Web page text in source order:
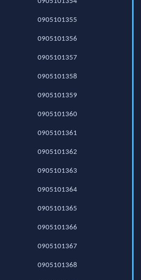
0905101355
0905101356
0905101357
0905101358
0905101359
0905101360
0905101361
0905101362
0905101363
0905101364
0905101365
0905101366
0905101367
0905101368